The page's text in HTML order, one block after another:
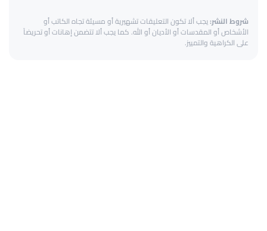
شروط النشر:يجب ألا تكون التعليقات تشهيرية أو مسيئة تجاه الكاتب أو
الأشخاص أو المقدسات أو الأديان أو الله. كما يجب ألا تتضمن إهانات أو تحريضاً
على الكراهية والتمييز.